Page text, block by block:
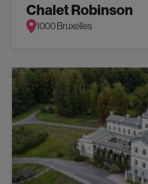
Chalet Robinson
1000 Bruxelles